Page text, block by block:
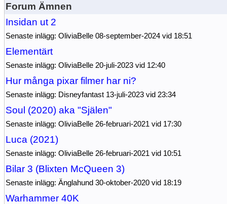
Forum Ämnen
Insidan ut 2
Senaste inlägg: OliviaBelle 08-september-2024 vid 18:51
Elementärt
Senaste inlägg: OliviaBelle 20-juli-2023 vid 12:40
Hur många pixar filmer har ni?
Senaste inlägg: Disneyfantast 13-juli-2023 vid 23:34
Soul (2020) aka "Själen"
Senaste inlägg: OliviaBelle 26-februari-2021 vid 17:30
Luca (2021)
Senaste inlägg: OliviaBelle 26-februari-2021 vid 10:51
Bilar 3 (Blixten McQueen 3)
Senaste inlägg: Änglahund 30-oktober-2020 vid 18:19
Warhammer 40K